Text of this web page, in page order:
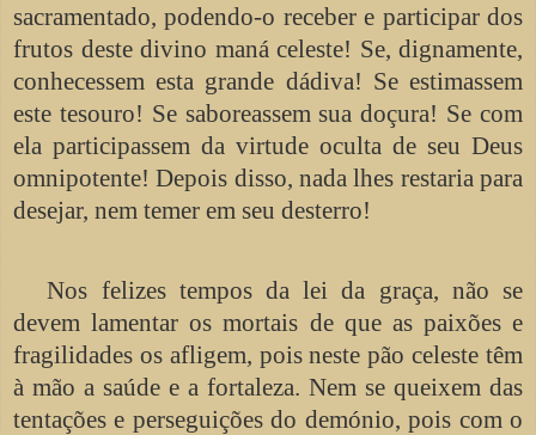
sacramentado, podendo-o receber e participar dos
frutos deste divino maná celeste! Se, dignamente,
conhecessem esta grande dádiva! Se estimassem
este tesouro! Se saboreassem sua doçura! Se com
ela participassem da virtude oculta de seu Deus
omnipotente! Depois disso, nada lhes restaria para
desejar, nem temer em seu desterro!
Nos felizes tempos da lei da graça, não se
devem lamentar os mortais de que as paixões e
fragilidades os afligem, pois neste pão celeste têm
à mão a saúde e a fortaleza. Nem se queixem das
tentações e perseguições do demónio, pois com o